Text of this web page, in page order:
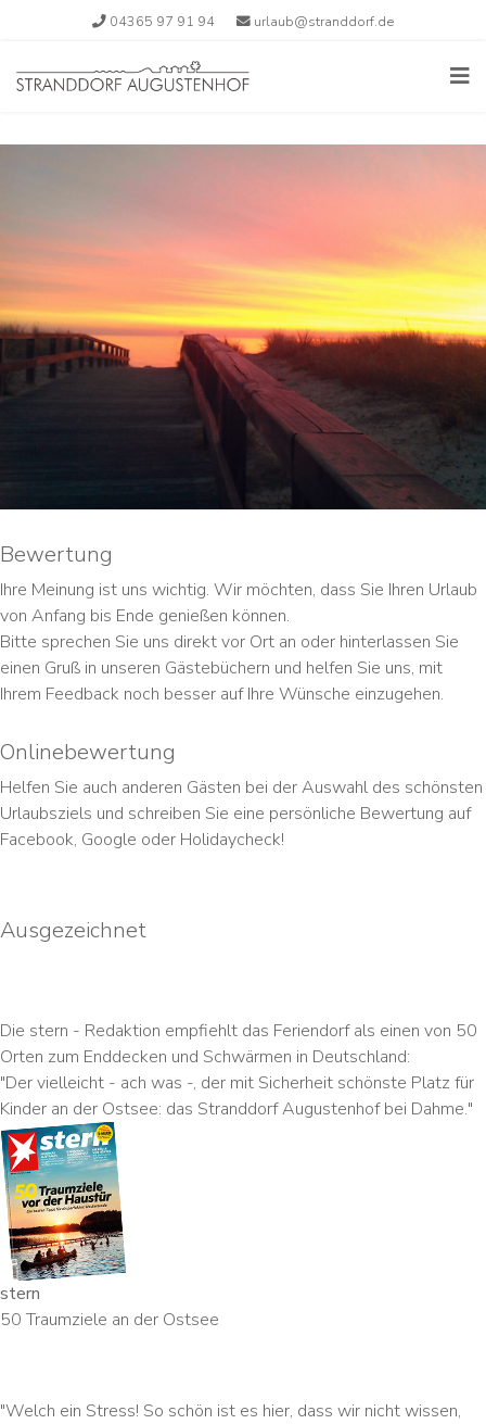
04365 97 91 94 urlaub@stranddorf.de
Bewertung
Ihre Meinung ist uns wichtig. Wir möchten, dass Sie Ihren Urlaub
von Anfang bis Ende genießen können.
Bitte sprechen Sie uns direkt vor Ort an oder hinterlassen Sie
einen Gruß in unseren Gästebüchern und helfen Sie uns, mit
Ihrem Feedback noch besser auf Ihre Wünsche einzugehen.
Onlinebewertung
Helfen Sie auch anderen Gästen bei der Auswahl des schönsten
Urlaubsziels und schreiben Sie eine persönliche Bewertung auf
Facebook, Google oder Holidaycheck!
Ausgezeichnet
Die stern - Redaktion empfiehlt das Feriendorf als einen von 50
Orten zum Enddecken und Schwärmen in Deutschland:
"Der vielleicht - ach was -, der mit Sicherheit schönste Platz für
Kinder an der Ostsee: das Stranddorf Augustenhof bei Dahme."
stern
50 Traumziele an der Ostsee
"Welch ein Stress! So schön ist es hier, dass wir nicht wissen,